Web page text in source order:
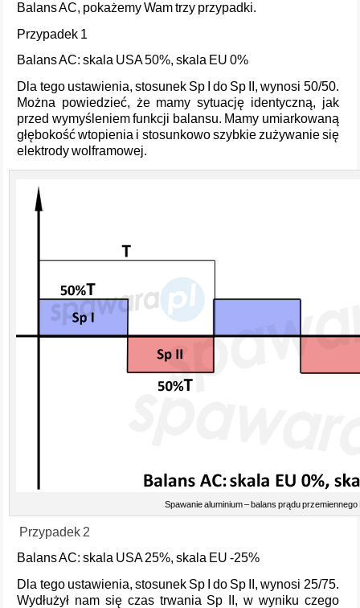
Balans AC, pokażemy Wam trzy przypadki.
Przypadek 1
Balans AC: skala USA 50%, skala EU 0%
Dla tego ustawienia, stosunek Sp I do Sp II, wynosi 50/50.
Można powiedzieć, że mamy sytuację identyczną, jak
przed wymyśleniem funkcji balansu. Mamy umiarkowaną
głębokość wtopienia i stosunkowo szybkie zużywanie się
elektrody wolframowej.
Spawanie aluminium – balans prądu przemiennego
Przypadek 2
Balans AC: skala USA 25%, skala EU -25%
Dla tego ustawienia, stosunek Sp I do Sp II, wynosi 25/75.
Wydłużył nam się czas trwania Sp II, w wyniku czego